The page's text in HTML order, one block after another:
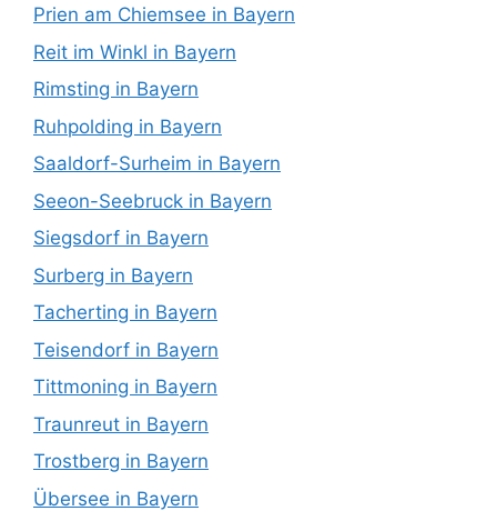
Prien am Chiemsee in Bayern
Reit im Winkl in Bayern
Rimsting in Bayern
Ruhpolding in Bayern
Saaldorf-Surheim in Bayern
Seeon-Seebruck in Bayern
Siegsdorf in Bayern
Surberg in Bayern
Tacherting in Bayern
Teisendorf in Bayern
Tittmoning in Bayern
Traunreut in Bayern
Trostberg in Bayern
Übersee in Bayern